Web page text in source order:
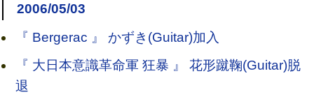
2006/05/03
『 Bergerac 』 かずき(Guitar)加入
『 大日本意識革命軍 狂暴 』 花形蹴鞠(Guitar)脱
退